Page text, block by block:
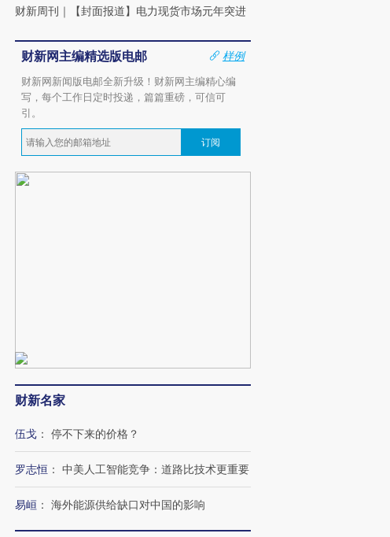
HYROX的吸金
是什么让中产们甘
花钱找虐”？
粒摇头丸 尿检体内含3种
毒品
育部长拱下台
财新周刊 ｜ 【封面报道】电力现货市场元年突进
财新网主编精选版电邮
样例
财新网新闻版电邮全新升级！财新网主编精心编
写，每个工作日定时投递，篇篇重磅，可信可
引。
订阅
财新名家
伍戈 ： 停不下来的价格？
罗志恒 ： 中美人工智能竞争：道路比技术更重要
易峘 ： 海外能源供给缺口对中国的影响